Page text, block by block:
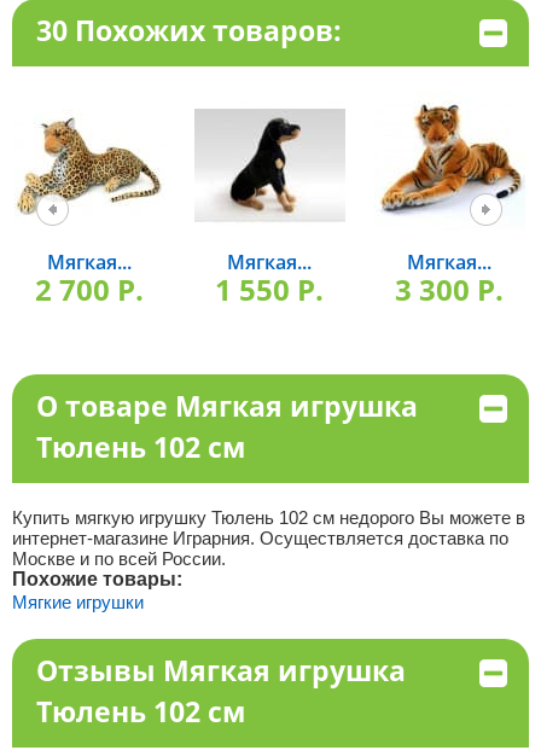
30 Похожих товаров:
Мягкая...
2 700 P.
Мягкая...
1 550 P.
Мягкая...
3 300 P.
О товаре Мягкая игрушка
Тюлень 102 см
Купить мягкую игрушку Тюлень 102 см недорого Вы можете в
интернет-магазине Играрния. Осуществляется доставка по
Москве и по всей России.
Похожие товары:
Мягкие игрушки
Отзывы Мягкая игрушка
Тюлень 102 см